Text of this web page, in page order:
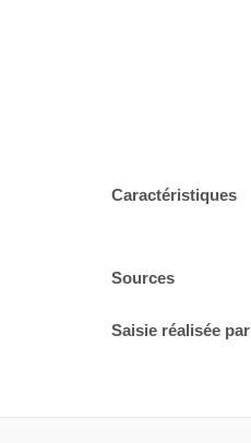
Caractéristiques
Sources
Saisie réalisée par